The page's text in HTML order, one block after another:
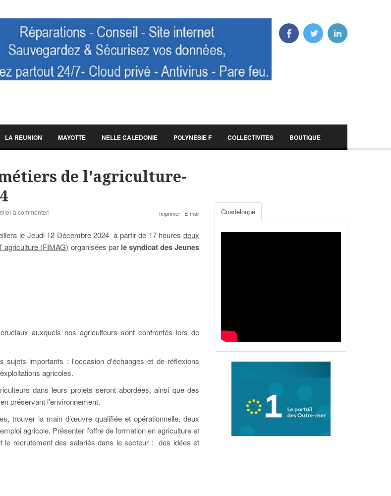
LA REUNION MAYOTTE NELLE CALEDONIE POLYNESIE F COLLECTIVITES BOUTIQUE
de l'agriculture-
Imprimer E-mail
à commenter!
le Jeudi 12 Décembre 2024 à partir de 17 heures deux
agriculture (FIMAG) organisées par le syndicat des Jeunes
auxquels nos agriculteurs sont confrontés lors de
importants : l'occasion d'échanges et de réflexions
agricoles.
dans leurs projets seront abordées, ainsi que des
préservant l'environnement.
trouver la main d’œuvre qualifiée et opérationnelle, deux
agricole. Présenter l’offre de formation en agriculture et
le recrutement des salariés dans le secteur : des idées et
Guadeloupe